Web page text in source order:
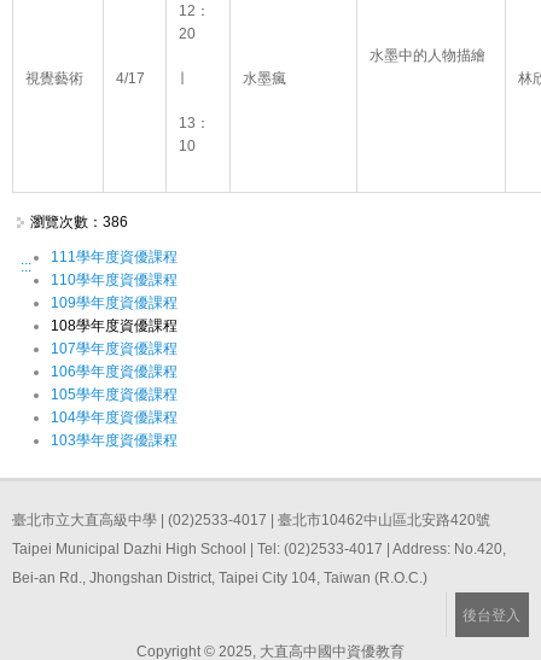
視覺藝術 4/17
12：
20
13：
10
水墨瘋
水墨中的人物描繪
林
瀏覽次數：386
:::
111學年度資優課程
110學年度資優課程
109學年度資優課程
108學年度資優課程
107學年度資優課程
106學年度資優課程
105學年度資優課程
104學年度資優課程
103學年度資優課程
臺北市立大直高級中學 | (02)2533-4017 | 臺北市10462中山區北安路420號
Taipei Municipal Dazhi High School | Tel: (02)2533-4017 | Address: No.420,
Bei-an Rd., Jhongshan District, Taipei City 104, Taiwan (R.O.C.)
後台登入
Copyright © 2025, 大直高中國中資優教育